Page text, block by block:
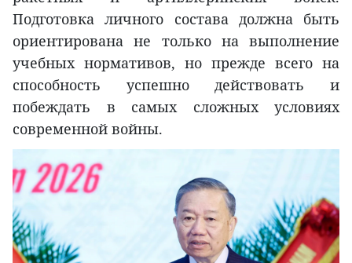
Подготовка личного состава должна быть
ориентирована не только на выполнение
учебных нормативов, но прежде всего на
способность успешно действовать и
побеждать в самых сложных условиях
современной войны.